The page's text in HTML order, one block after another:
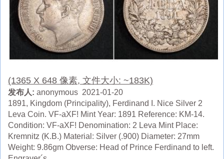
(1365 X 648 像素, 文件大小: ~183K)
发布人: anonymous 2021-01-20
1891, Kingdom (Principality), Ferdinand I. Nice Silver 2
Leva Coin. VF-aXF! Mint Year: 1891 Reference: KM-14.
Condition: VF-aXF! Denomination: 2 Leva Mint Place:
Kremnitz (K.B.) Material: Silver (.900) Diameter: 27mm
Weight: 9.86gm Obverse: Head of Prince Ferdinand to left.